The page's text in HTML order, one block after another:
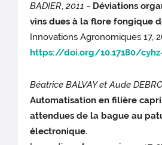
BADIER,2011 - Déviations
vins dues à la flore fongique
Innovations Agronomiques 17,
https://doi.org/10.17180/
Béatrice BALVAY et Aude
Automatisation en filière
attendues de la bague au
électronique.